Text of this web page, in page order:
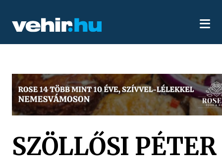
SZÖLLŐSI PÉTER